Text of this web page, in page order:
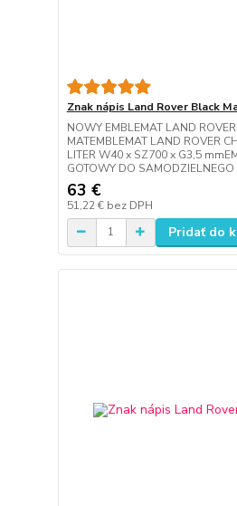
Znak nápis Land Rover Black
NOWY EMBLEMAT LAND
MATEMBLEMAT LAND ROVER
LITER W40 x SZ700 x G3,5
GOTOWY DO
63 €
51,22 € bez DPH
Pridať do